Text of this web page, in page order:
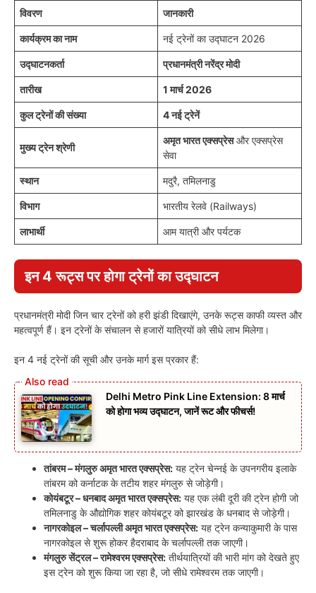
विवरण जानकारी
कार्यक्रम का नाम नई ट्रेनों का उद्घाटन 2026
उद्घाटनकर्ता प्रधानमंत्री नरेंद्र मोदी
तारीख 1 मार्च 2026
कुल ट्रेनों की संख्या 4 नई ट्रेनें
मुख्य ट्रेन श्रेणी
अमृत भारत एक्सप्रेसऔर एक्सप्रेस
सेवा
स्थान मदुरै, तमिलनाडु
विभाग भारतीय रेलवे (Railways)
लाभार्थी आम यात्री और पर्यटक
इन 4 रूट्स पर होगा ट्रेनों का उद्घाटन
प्रधानमंत्री मोदी जिन चार ट्रेनों को हरी झंडी दिखाएंगे, उनके रूट्स काफी व्यस्त और
महत्वपूर्ण हैं। इन ट्रेनों के संचालन से हजारों यात्रियों को सीधे लाभ मिलेगा।
इन 4 नई ट्रेनों की सूची और उनके मार्ग इस प्रकार हैं:
Delhi Metro Pink Line Extension: 8 मार्च
को होगा भव्य उद्घाटन, जानें रूट और फीचर्स!
तांबरम – मंगलुरु अमृत भारत एक्सप्रेस: यह ट्रेन चेन्नई के उपनगरीय इलाके
तांबरम को कर्नाटक के तटीय शहर मंगलुरु से जोड़ेगी।
कोयंबटूर – धनबाद अमृत भारत एक्सप्रेस: यह एक लंबी दूरी की ट्रेन होगी जो
तमिलनाडु के औद्योगिक शहर कोयंबटूर को झारखंड के धनबाद से जोड़ेगी।
नागरकोइल – चर्लापल्ली अमृत भारत एक्सप्रेस: यह ट्रेन कन्याकुमारी के पास
नागरकोइल से शुरू होकर हैदराबाद के चर्लापल्ली तक जाएगी।
मंगलुरु सेंट्रल – रामेश्वरम एक्सप्रेस: तीर्थयात्रियों की भारी मांग को देखते हुए
इस ट्रेन को शुरू किया जा रहा है, जो सीधे रामेश्वरम तक जाएगी।